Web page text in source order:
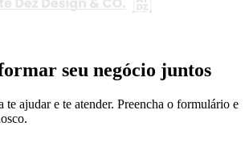
seu negócio juntos
te ajudar e te atender. Preencha o formulário e